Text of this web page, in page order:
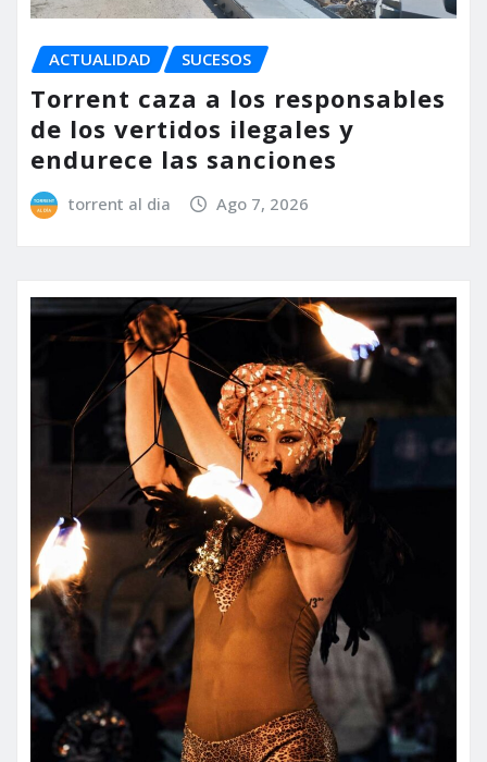
ACTUALIDAD SUCESOS
Torrent caza a los responsables
de los vertidos ilegales y
endurece las sanciones
torrent al dia Ago 7, 2026